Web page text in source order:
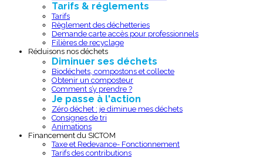
Tarifs & réglements
Tarifs
Règlement des déchetteries
Demande carte accès pour professionnels
Filières de recyclage
Réduisons nos déchets
Diminuer ses déchets
Biodéchets, compostons et collecte
Obtenir un composteur
Comment s’y prendre ?
Je passe à l'action
Zéro déchet : je diminue mes déchets
Consignes de tri
Animations
Financement du SICTOM
Taxe et Redevance- Fonctionnement
Tarifs des contributions